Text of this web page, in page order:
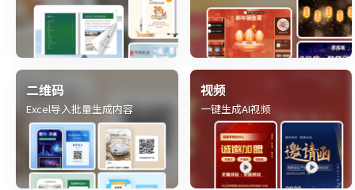
二维码
Excel导入批量生成内容
视频
一键生成AI视频